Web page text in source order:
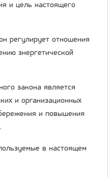
и цель настоящего
регулирует отношения
энергетической
закона является
и организационных
и повышения
в настоящем